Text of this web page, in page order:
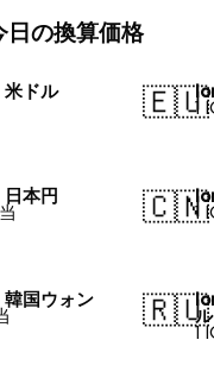
日の換算価格
ドル
🇪🇺
1
本円
🇨🇳
1
国ウォン
🇷🇺
ル
1